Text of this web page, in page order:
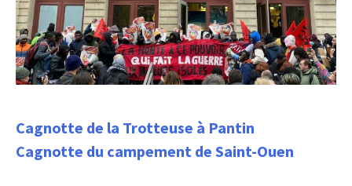
Cagnotte de la Trotteuse à Pantin
Cagnotte du campement de Saint-Ouen